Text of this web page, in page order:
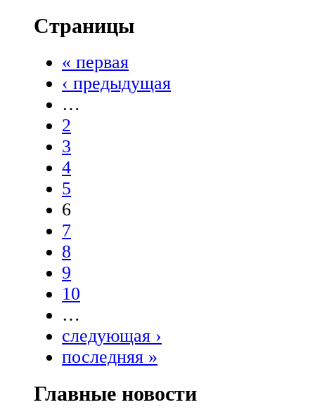
Страницы
« первая
‹ предыдущая
…
2
3
4
5
6
7
8
9
10
…
следующая ›
последняя »
Главные новости